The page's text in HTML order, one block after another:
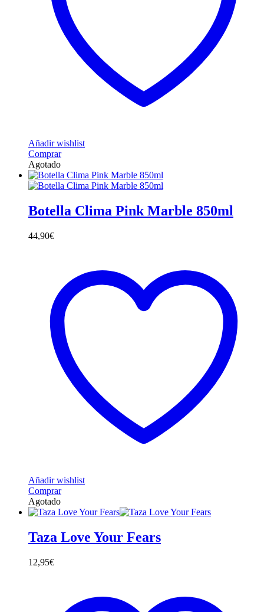
Añadir wishlist
Comprar
Agotado
Botella Clima Pink Marble 850ml
44,90€
Añadir wishlist
Comprar
Agotado
Taza Love Your Fears
12,95€